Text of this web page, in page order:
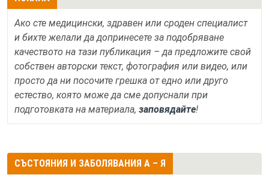
Ако сте медицински, здравен или сроден специалист
и бихте желали да допринесете за подобряване
качеството на тази публикация – да предложите свой
собствен авторски текст, фотография или видео, или
просто да ни посочите грешка от едно или друго
естество, която може да сме допуснали при
подготовката на материала, заповядайте!
СЪСТОЯНИЯ И ЗАБОЛЯВАНИЯ А – Я